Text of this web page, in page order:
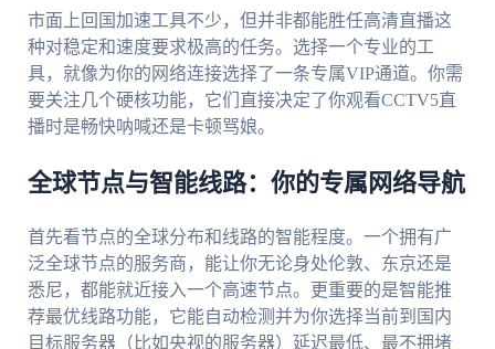
市面上回国加速工具不少，但并非都能胜任高清直播这
种对稳定和速度要求极高的任务。选择一个专业的工
具，就像为你的网络连接选择了一条专属VIP通道。你需
要关注几个硬核功能，它们直接决定了你观看CCTV5直
播时是畅快呐喊还是卡顿骂娘。
全球节点与智能线路：你的专属网络导航
首先看节点的全球分布和线路的智能程度。一个拥有广
泛全球节点的服务商，能让你无论身处伦敦、东京还是
悉尼，都能就近接入一个高速节点。更重要的是智能推
荐最优线路功能，它能自动检测并为你选择当前到国内
目标服务器（比如央视的服务器）延迟最低、最不拥堵